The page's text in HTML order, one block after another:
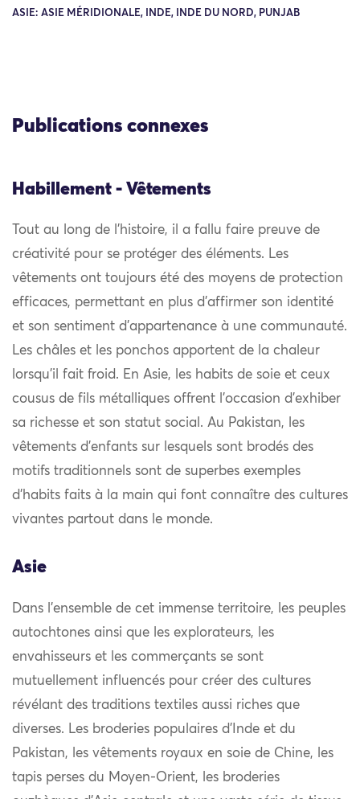
ASIE: ASIE MÉRIDIONALE, INDE, INDE DU NORD, PUNJAB
Publications connexes
Habillement - Vêtements
Tout au long de l’histoire, il a fallu faire preuve de
créativité pour se protéger des éléments. Les
vêtements ont toujours été des moyens de protection
efficaces, permettant en plus d’affirmer son identité
et son sentiment d’appartenance à une communauté.
Les châles et les ponchos apportent de la chaleur
lorsqu’il fait froid. En Asie, les habits de soie et ceux
cousus de fils métalliques offrent l’occasion d’exhiber
sa richesse et son statut social. Au Pakistan, les
vêtements d’enfants sur lesquels sont brodés des
motifs traditionnels sont de superbes exemples
d’habits faits à la main qui font connaître des cultures
vivantes partout dans le monde.
Asie
Dans l’ensemble de cet immense territoire, les peuples
autochtones ainsi que les explorateurs, les
envahisseurs et les commerçants se sont
mutuellement influencés pour créer des cultures
révélant des traditions textiles aussi riches que
diverses. Les broderies populaires d’Inde et du
Pakistan, les vêtements royaux en soie de Chine, les
tapis perses du Moyen-Orient, les broderies